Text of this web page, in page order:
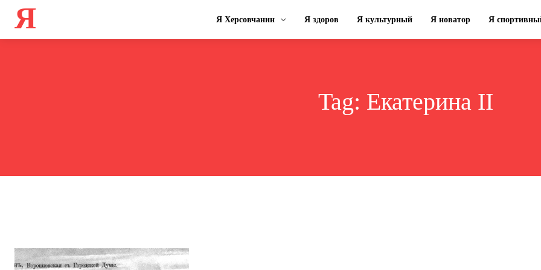
Я Я Херсовчанин Я здоров Я культурный Я новатор Я
Tag: Екатерина ІІ